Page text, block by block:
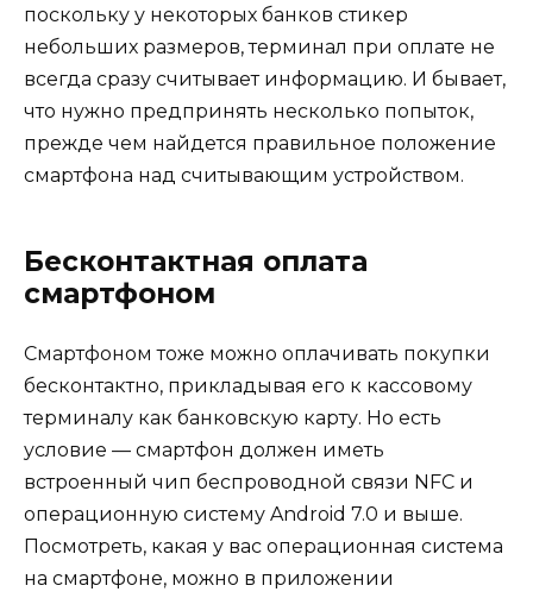
поскольку у некоторых банков стикер
небольших размеров, терминал при оплате не
всегда сразу считывает информацию. И бывает,
что нужно предпринять несколько попыток,
прежде чем найдется правильное положение
смартфона над считывающим устройством.
Бесконтактная оплата
смартфоном
Смартфоном тоже можно оплачивать покупки
бесконтактно, прикладывая его к кассовому
терминалу как банковскую карту. Но есть
условие — смартфон должен иметь
встроенный чип беспроводной связи NFC и
операционную систему Android 7.0 и выше.
Посмотреть, какая у вас операционная система
на смартфоне, можно в приложении